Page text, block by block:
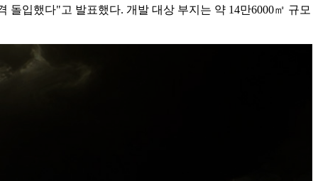
입했다"고 발표했다. 개발 대상 부지는 약 14만6000㎡ 규모